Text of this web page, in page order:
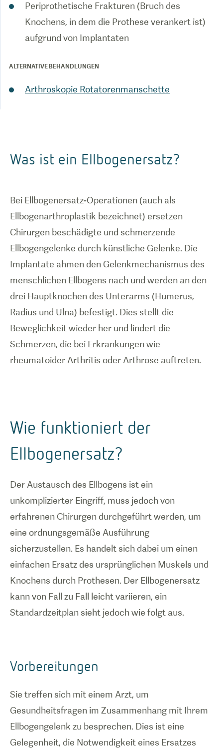
Periprothetische Frakturen (Bruch des
Knochens, in dem die Prothese verankert ist)
aufgrund von Implantaten
ALTERNATIVE BEHANDLUNGEN
Arthroskopie Rotatorenmanschette
Was ist ein Ellbogenersatz?
Bei Ellbogenersatz-Operationen (auch als
Ellbogenarthroplastik bezeichnet) ersetzen
Chirurgen beschädigte und schmerzende
Ellbogengelenke durch künstliche Gelenke. Die
Implantate ahmen den Gelenkmechanismus des
menschlichen Ellbogens nach und werden an den
drei Hauptknochen des Unterarms (Humerus,
Radius und Ulna) befestigt. Dies stellt die
Beweglichkeit wieder her und lindert die
Schmerzen, die bei Erkrankungen wie
rheumatoider Arthritis oder Arthrose auftreten.
Wie funktioniert der
Ellbogenersatz?
Der Austausch des Ellbogens ist ein
unkomplizierter Eingriff, muss jedoch von
erfahrenen Chirurgen durchgeführt werden, um
eine ordnungsgemäße Ausführung
sicherzustellen. Es handelt sich dabei um einen
einfachen Ersatz des ursprünglichen Muskels und
Knochens durch Prothesen. Der Ellbogenersatz
kann von Fall zu Fall leicht variieren, ein
Standardzeitplan sieht jedoch wie folgt aus.
Vorbereitungen
Sie treffen sich mit einem Arzt, um
Gesundheitsfragen im Zusammenhang mit Ihrem
Ellbogengelenk zu besprechen. Dies ist eine
Gelegenheit, die Notwendigkeit eines Ersatzes